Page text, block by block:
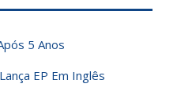
5 Anos
EP Em Inglês